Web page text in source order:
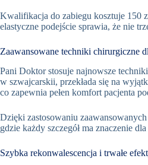
Kwalifikacja do zabiegu kosztuje 150
elastyczne podejście sprawia, że nie
Zaawansowane techniki chirurgiczne
Pani Doktor stosuje najnowsze
w szwajcarskii, przekłada się na
co zapewnia pełen komfort pacjenta
Dzięki zastosowaniu
gdzie każdy szczegół ma znaczenie
Szybka rekonwalescencja i trwałe